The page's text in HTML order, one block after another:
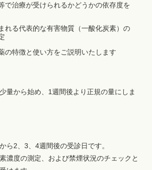
で治療が受けられるかどうかの依存度を
れる代表的な有害物質（一酸化炭素）の
の特徴と使い方をご説明いたします
量から始め、1週間後より正規の量にしま
ら2、3、4週間後の受診日です。
濃度の測定、および禁煙状況のチェックと